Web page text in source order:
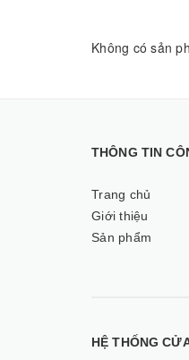
Không có sản
THÔNG TIN
Trang chủ
Giới thiệu
Sản phẩm
HỆ THỐNG